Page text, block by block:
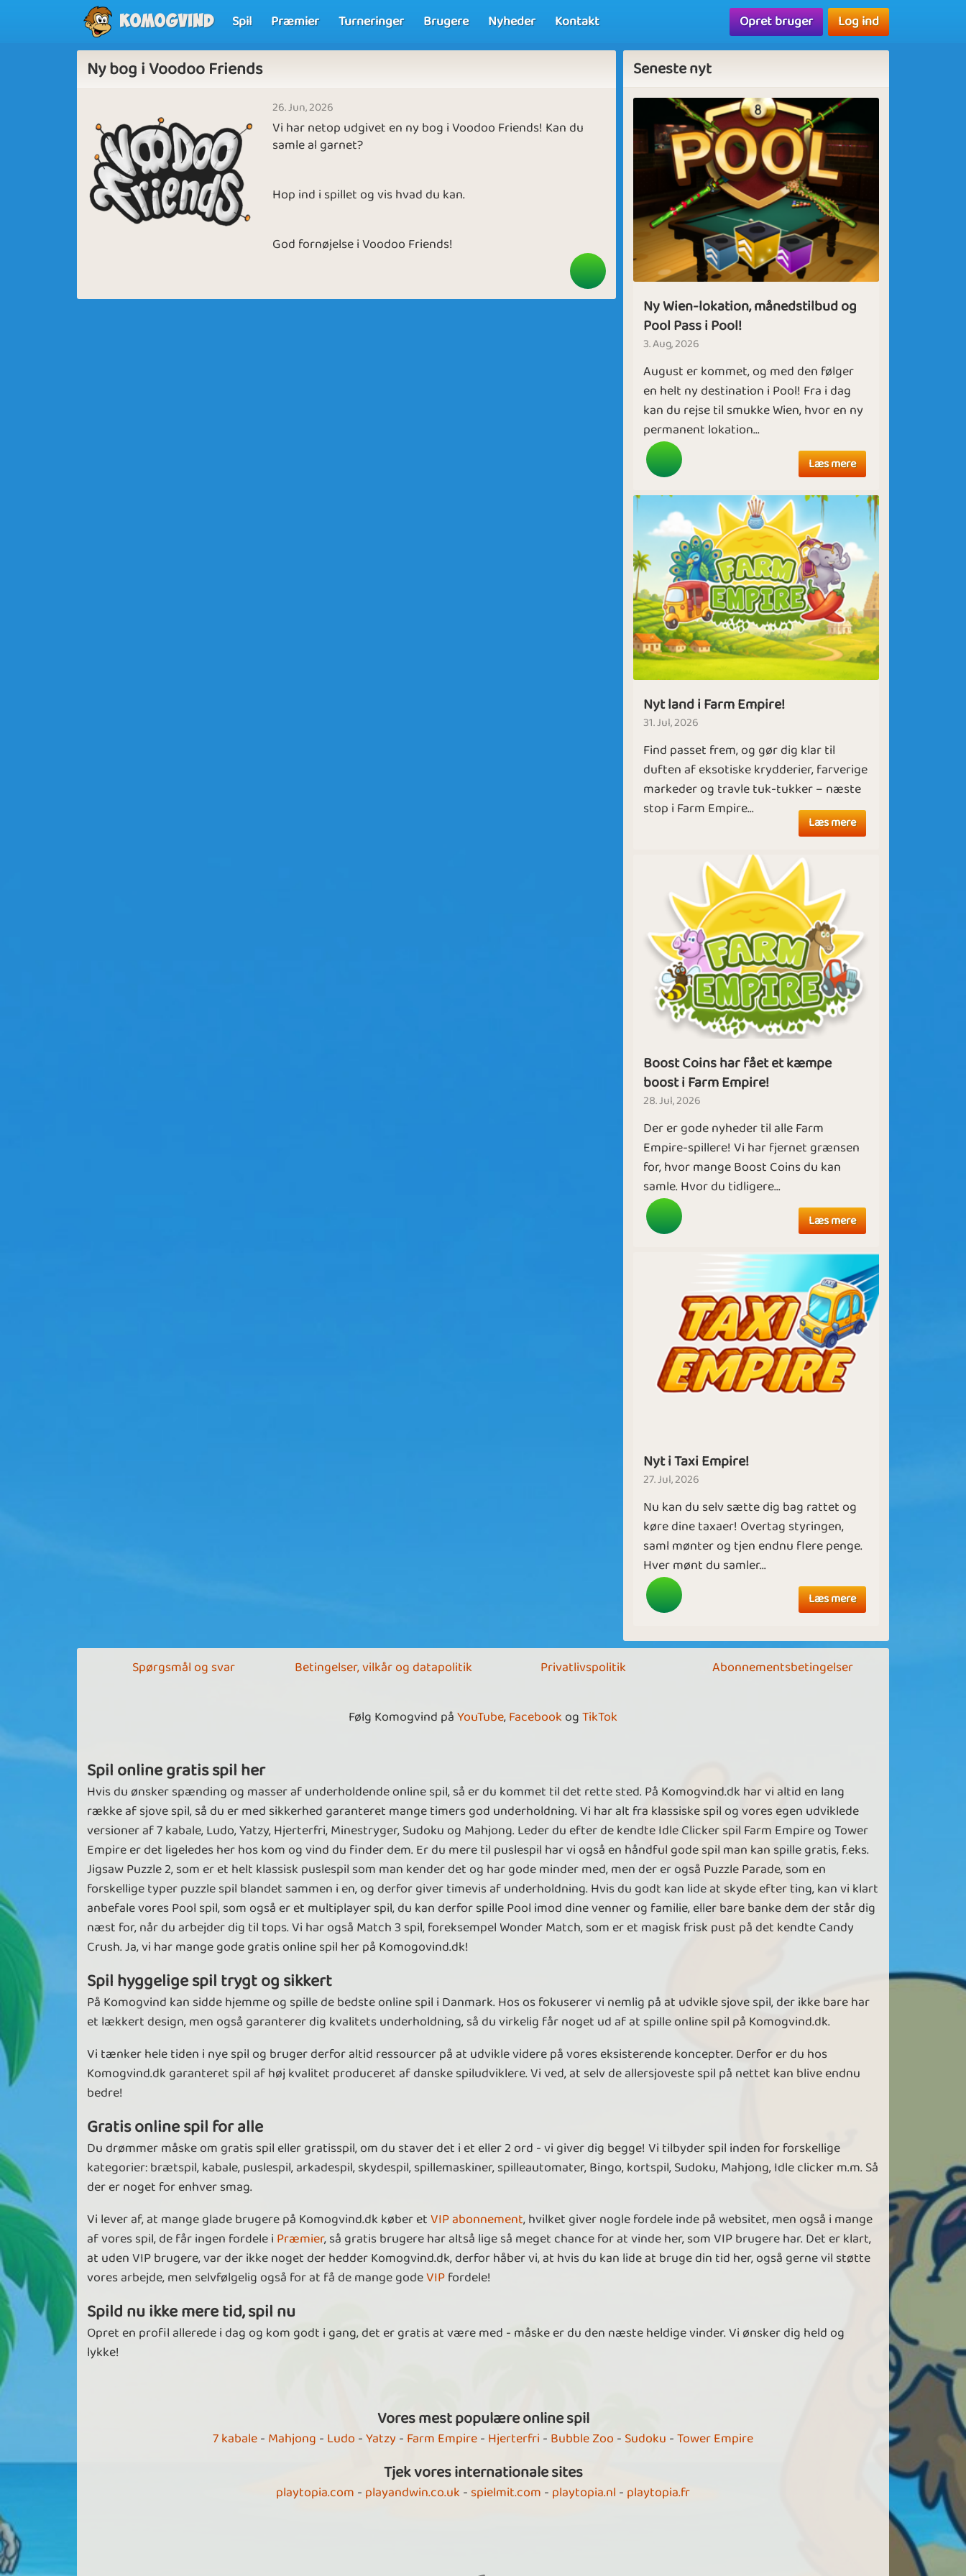
Komogvind Spil Præmier Turneringer Brugere Nyheder Kontakt Opret bruger Log ind
Ny bog i Voodoo Friends
26. Jun, 2026
Vi har netop udgivet en ny bog i Voodoo Friends! Kan du
samle al garnet?
Hop ind i spillet og vis hvad du kan.
God fornøjelse i Voodoo Friends!
Seneste nyt
Ny Wien-lokation, månedstilbud og
Pool Pass i Pool!
3. Aug, 2026
August er kommet, og med den følger
en helt ny destination i Pool! Fra i dag
kan du rejse til smukke Wien, hvor en ny
permanent lokation...
Læs mere
Nyt land i Farm Empire!
31. Jul, 2026
Find passet frem, og gør dig klar til
duften af eksotiske krydderier, farverige
markeder og travle tuk-tukker – næste
stop i Farm Empire...
Læs mere
Boost Coins har fået et kæmpe
boost i Farm Empire!
28. Jul, 2026
Der er gode nyheder til alle Farm
Empire-spillere! Vi har fjernet grænsen
for, hvor mange Boost Coins du kan
samle. Hvor du tidligere...
Læs mere
Nyt i Taxi Empire!
27. Jul, 2026
Nu kan du selv sætte dig bag rattet og
køre dine taxaer! Overtag styringen,
saml mønter og tjen endnu flere penge.
Hver mønt du samler...
Læs mere
Spørgsmål og svar Betingelser, vilkår og datapolitik Privatlivspolitik Abonnementsbetingelser
Følg Komogvind påYouTube,Facebook ogTikTok
Spil online gratis spil her
Hvis du ønsker spænding og masser af underholdende online spil, så er du kommet til det rette sted. På Komogvind.dk har vi altid en lang
række af sjove spil, så du er med sikkerhed garanteret mange timers god underholdning. Vi har alt fra klassiske spil og vores egen udviklede
versioner af 7 kabale, Ludo, Yatzy, Hjerterfri, Minestryger, Sudoku og Mahjong. Leder du efter de kendte Idle Clicker spil Farm Empire og Tower
Empire er det ligeledes her hos kom og vind du finder dem. Er du mere til puslespil har vi også en håndful gode spil man kan spille gratis, f.eks.
Jigsaw Puzzle 2, som er et helt klassisk puslespil som man kender det og har gode minder med, men der er også Puzzle Parade, som en
forskellige typer puzzle spil blandet sammen i en, og derfor giver timevis af underholdning. Hvis du godt kan lide at skyde efter ting, kan vi klart
anbefale vores Pool spil, som også er et multiplayer spil, du kan derfor spille Pool imod dine venner og familie, eller bare banke dem der står dig
næst for, når du arbejder dig til tops. Vi har også Match 3 spil, foreksempel Wonder Match, som er et magisk frisk pust på det kendte Candy
Crush. Ja, vi har mange gode gratis online spil her på Komogovind.dk!
Spil hyggelige spil trygt og sikkert
På Komogvind kan sidde hjemme og spille de bedste online spil i Danmark. Hos os fokuserer vi nemlig på at udvikle sjove spil, der ikke bare har
et lækkert design, men også garanterer dig kvalitets underholdning, så du virkelig får noget ud af at spille online spil på Komogvind.dk.
Vi tænker hele tiden i nye spil og bruger derfor altid ressourcer på at udvikle videre på vores eksisterende koncepter. Derfor er du hos
Komogvind.dk garanteret spil af høj kvalitet produceret af danske spiludviklere. Vi ved, at selv de allersjoveste spil på nettet kan blive endnu
bedre!
Gratis online spil for alle
Du drømmer måske om gratis spil eller gratisspil, om du staver det i et eller 2 ord - vi giver dig begge! Vi tilbyder spil inden for forskellige
kategorier: brætspil, kabale, puslespil, arkadespil, skydespil, spillemaskiner, spilleautomater, Bingo, kortspil, Sudoku, Mahjong, Idle clicker m.m. Så
der er noget for enhver smag.
Vi lever af, at mange glade brugere på Komogvind.dk køber etVIP abonnement, hvilket giver nogle fordele inde på websitet, men også i mange
af vores spil, de får ingen fordele i Præmier, så gratis brugere har altså lige så meget chance for at vinde her, som VIP brugere har. Det er klart,
at uden VIP brugere, var der ikke noget der hedder Komogvind.dk, derfor håber vi, at hvis du kan lide at bruge din tid her, også gerne vil støtte
vores arbejde, men selvfølgelig også for at få de mange godeVIPfordele!
Spild nu ikke mere tid, spil nu
Opret en profil allerede i dag og kom godt i gang, det er gratis at være med - måske er du den næste heldige vinder. Vi ønsker dig held og
lykke!
Vores mest populære online spil
7 kabale- Mahjong - Ludo -Yatzy- Farm Empire- Hjerterfri - Bubble Zoo - Sudoku -Tower Empire
Tjek vores internationale sites
playtopia.com - playandwin.co.uk - spielmit.com - playtopia.nl - playtopia.fr